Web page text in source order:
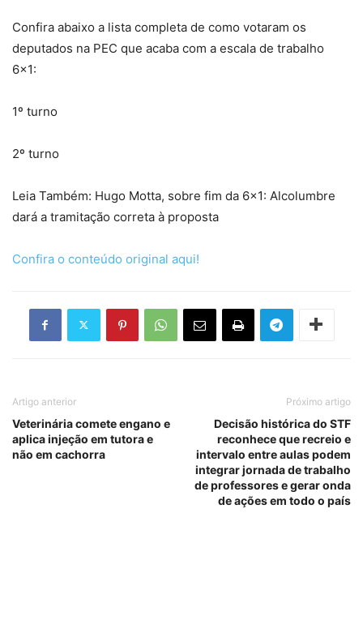
Confira abaixo a lista completa de como votaram os
deputados na PEC que acaba com a escala de trabalho
6×1:
1º turno
2º turno
Leia Também: Hugo Motta, sobre fim da 6×1: Alcolumbre
dará a tramitação correta à proposta
Confira o conteúdo original aqui!
Artigo anterior
Veterinária comete engano e
aplica injeção em tutora e
não em cachorra
Próximo artigo
Decisão histórica do STF
reconhece que recreio e
intervalo entre aulas podem
integrar jornada de trabalho
de professores e gerar onda
de ações em todo o país